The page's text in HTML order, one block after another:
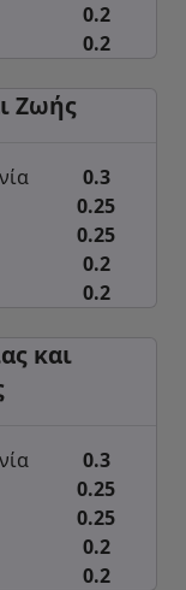
0.2
0.2
Ζωής
0.3
0.25
0.25
0.2
0.2
και
0.3
0.25
0.25
0.2
0.2